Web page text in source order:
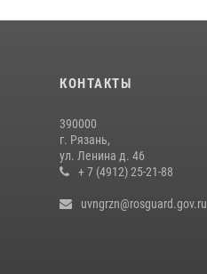
КОНТАКТЫ
390000
г. Рязань,
ул. Ленина д. 46
+ 7 (4912) 25-21-88
uvngrzn@rosguard.gov.ru